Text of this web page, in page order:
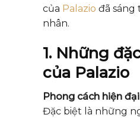
của Palazio đã sáng
nhân.
1. Những
của Palazio
Phong cách hiện đại
Đặc biệt là những